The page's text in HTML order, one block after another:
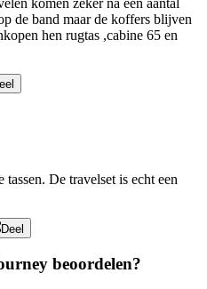
de band maar de koffers blijven
hen rugtas ,cabine 65 en
De travelset is echt een
Deel
beoordelen?